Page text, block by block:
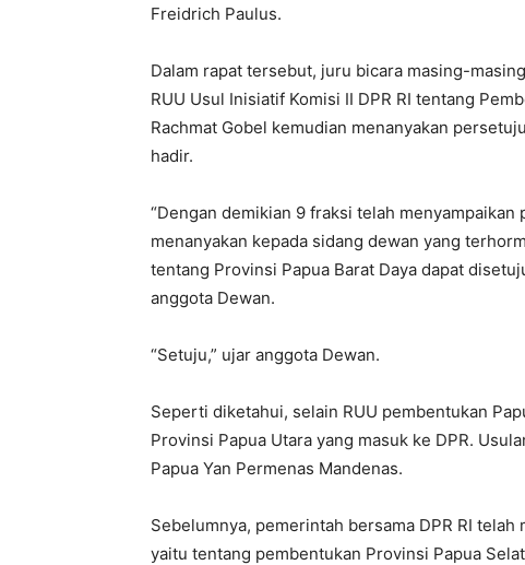
Freidrich Paulus.
Dalam rapat tersebut, juru bicara masing-
RUU Usul Inisiatif Komisi II DPR RI tentang
Rachmat Gobel kemudian menanyakan
hadir.
“Dengan demikian 9 fraksi telah
menanyakan kepada sidang dewan yang
tentang Provinsi Papua Barat Daya dapat
anggota Dewan.
“Setuju,” ujar anggota Dewan.
Seperti diketahui, selain RUU pembentukan
Provinsi Papua Utara yang masuk ke DPR.
Papua Yan Permenas Mandenas.
Sebelumnya, pemerintah bersama DPR RI
yaitu tentang pembentukan Provinsi Papua